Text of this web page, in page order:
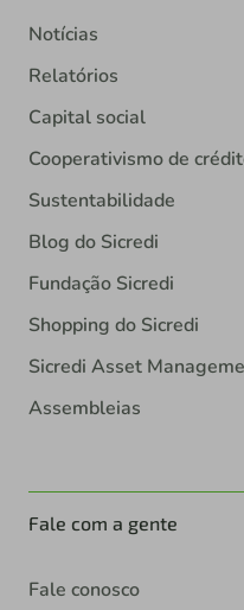
Notícias
Relatórios
Capital social
Cooperativismo de
Sustentabilidade
Blog do Sicredi
Fundação Sicredi
Shopping do Sicredi
Sicredi Asset
Assembleias
Fale com a gente
Fale conosco